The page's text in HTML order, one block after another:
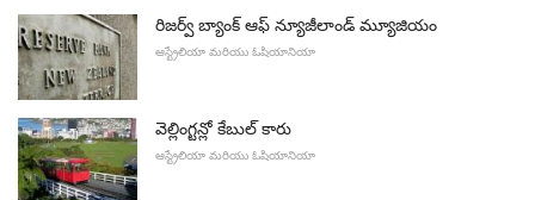
రిజర్వ్ బ్యాంక్ ఆఫ్ న్యూజీలాండ్ మ్యూజియం
ఆస్ట్రేలియా మరియు ఓషియానియా
వెల్లింగ్టన్లో కేబుల్ కారు
ఆస్ట్రేలియా మరియు ఓషియానియా